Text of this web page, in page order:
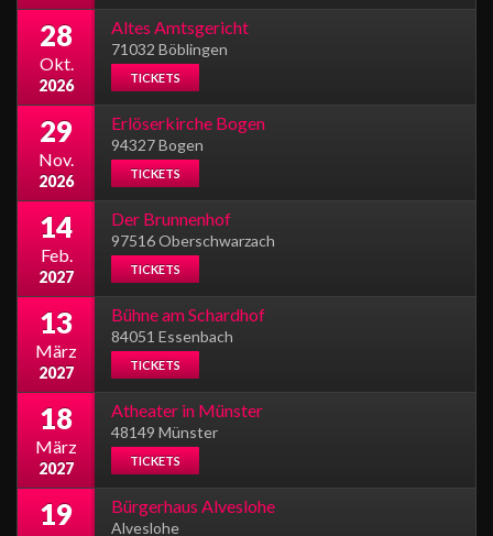
28
Okt.
2026
Altes Amtsgericht
71032 Böblingen
TICKETS
29
Nov.
2026
Erlöserkirche Bogen
94327 Bogen
TICKETS
14
Feb.
2027
Der Brunnenhof
97516 Oberschwarzach
TICKETS
13
März
2027
Bühne am Schardhof
84051 Essenbach
TICKETS
18
März
2027
Atheater in Münster
48149 Münster
TICKETS
19 Bürgerhaus Alveslohe
Alveslohe